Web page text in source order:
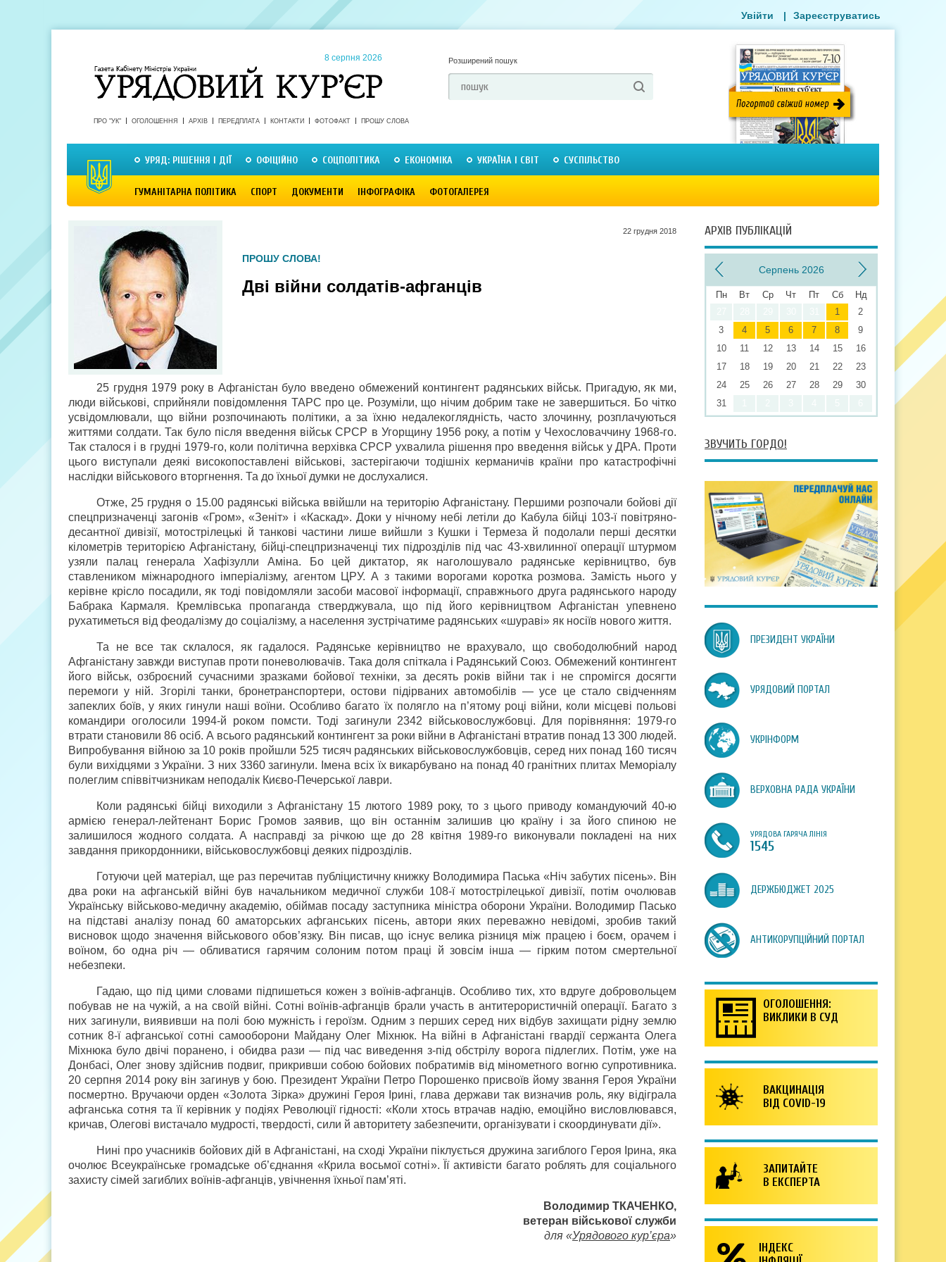
8 серпня 2026 Розширений пошук
ПРО "УК" ОГОЛОШЕННЯ АРХІВ ПЕРЕДПЛАТА КОНТАКТИ ФОТОФАКТ ПРОШУ СЛОВА
УРЯД: РІШЕННЯ І ДІЇ ОФІЦІЙНО СОЦПОЛІТИКА ЕКОНОМІКА УКРАЇНА І СВІТ СУСПІЛЬСТВО
ГУМАНІТАРНА ПОЛІТИКА СПОРТ ДОКУМЕНТИ ІНФОГРАФІКА ФОТОГАЛЕРЕЯ
Увійти | Зареєструватись
22 грудня 2018
ПРОШУ СЛОВА!
Дві війни солдатів-афганців
25 грудня 1979 року в Афганістан було введено обмежений контингент радянських військ. Пригадую, як ми,
люди військові, сприйняли повідомлення ТАРС про це. Розуміли, що нічим добрим таке не завершиться. Бо чітко
усвідомлювали, що війни розпочинають політики, а за їхню недалекоглядність, часто злочинну, розплачуються
життями солдати. Так було після введення військ СРСР в Угорщину 1956 року, а потім у Чехословаччину 1968-го.
Так сталося і в грудні 1979-го, коли політична верхівка СРСР ухвалила рішення про введення військ у ДРА. Проти
цього виступали деякі високопоставлені військові, застерігаючи тодішніх керманичів країни про катастрофічні
наслідки військового вторгнення. Та до їхньої думки не дослухалися.
Отже, 25 грудня о 15.00 радянські війська ввійшли на територію Афганістану. Першими розпочали бойові дії
спецпризначенці загонів «Гром», «Зеніт» і «Каскад». Доки у нічному небі летіли до Кабула бійці 103-ї повітряно-
десантної дивізії, мотострілецькі й танкові частини лише вийшли з Кушки і Термеза й подолали перші десятки
кілометрів територією Афганістану, бійці-спецпризначенці тих підрозділів під час 43-хвилинної операції штурмом
узяли палац генерала Хафізулли Аміна. Бо цей диктатор, як наголошувало радянське керівництво, був
ставлеником міжнародного імперіалізму, агентом ЦРУ. А з такими ворогами коротка розмова. Замість нього у
керівне крісло посадили, як тоді повідомляли засоби масової інформації, справжнього друга радянського народу
Бабрака Кармаля. Кремлівська пропаганда стверджувала, що під його керівництвом Афганістан упевнено
рухатиметься від феодалізму до соціалізму, а населення зустрічатиме радянських «шураві» як носіїв нового життя.
Та не все так склалося, як гадалося. Радянське керівництво не врахувало, що свободолюбний народ
Афганістану завжди виступав проти поневолювачів. Така доля спіткала і Радянський Союз. Обмежений контингент
його військ, озброєний сучасними зразками бойової техніки, за десять років війни так і не спромігся досягти
перемоги у ній. Згорілі танки, бронетранспортери, остови підірваних автомобілів — усе це стало свідченням
запеклих боїв, у яких гинули наші воїни. Особливо багато їх полягло на п’ятому році війни, коли місцеві польові
командири оголосили 1994-й роком помсти. Тоді загинули 2342 військовослужбовці. Для порівняння: 1979-го
втрати становили 86 осіб. А всього радянський контингент за роки війни в Афганістані втратив понад 13 300 людей.
Випробування війною за 10 років пройшли 525 тисяч радянських військовослужбовців, серед них понад 160 тисяч
були вихідцями з України. З них 3360 загинули. Імена всіх їх викарбувано на понад 40 гранітних плитах Меморіалу
полеглим співвітчизникам неподалік Києво-Печерської лаври.
Коли радянські бійці виходили з Афганістану 15 лютого 1989 року, то з цього приводу командуючий 40-ю
армією генерал-лейтенант Борис Громов заявив, що він останнім залишив цю країну і за його спиною не
залишилося жодного солдата. А насправді за річкою ще до 28 квітня 1989-го виконували покладені на них
завдання прикордонники, військовослужбовці деяких підрозділів.
Готуючи цей матеріал, ще раз перечитав публіцистичну книжку Володимира Паська «Ніч забутих пісень». Він
два роки на афганській війні був начальником медичної служби 108-ї мотострілецької дивізії, потім очолював
Українську військово-медичну академію, обіймав посаду заступника міністра оборони України. Володимир Пасько
на підставі аналізу понад 60 аматорських афганських пісень, автори яких переважно невідомі, зробив такий
висновок щодо значення військового обов’язку. Він писав, що існує велика різниця між працею і боєм, орачем і
воїном, бо одна річ — обливатися гарячим солоним потом праці й зовсім інша — гірким потом смертельної
небезпеки.
Гадаю, що під цими словами підпишеться кожен з воїнів-афганців. Особливо тих, хто вдруге добровольцем
побував не на чужій, а на своїй війні. Сотні воїнів-афганців брали участь в антитерористичній операції. Багато з
них загинули, виявивши на полі бою мужність і героїзм. Одним з перших серед них відбув захищати рідну землю
сотник 8-ї афганської сотні самооборони Майдану Олег Міхнюк. На війні в Афганістані гвардії сержанта Олега
Міхнюка було двічі поранено, і обидва рази — під час виведення з-під обстрілу ворога підлеглих. Потім, уже на
Донбасі, Олег знову здійснив подвиг, прикривши собою бойових побратимів від мінометного вогню супротивника.
20 серпня 2014 року він загинув у бою. Президент України Петро Порошенко присвоїв йому звання Героя України
посмертно. Вручаючи орден «Золота Зірка» дружині Героя Ірині, глава держави так визначив роль, яку відіграла
афганська сотня та її керівник у подіях Революції гідності: «Коли хтось втрачав надію, емоційно висловлювався,
кричав, Олегові вистачало мудрості, твердості, сили й авторитету забезпечити, організувати і скоординувати дії».
Нині про учасників бойових дій в Афганістані, на сході України піклується дружина загиблого Героя Ірина, яка
очолює Всеукраїнське громадське об’єднання «Крила восьмої сотні». Її активісти багато роблять для соціального
захисту сімей загиблих воїнів-афганців, увічнення їхньої пам’яті.
Володимир ТКАЧЕНКО,
ветеран військової служби
для «Урядового кур’єра»
АРХІВ ПУБЛІКАЦІЙ
Серпень 2026
Пн Вт Ср Чт Пт Сб
Нд
1
2
3
4 5 6 7 8
9
10
11 12 13 14 15
16
17
18 19 20 21 22
23
24
25 26 27 28 29
30
31
ЗВУЧИТЬ ГОРДО!
ПРЕЗИДЕНТ УКРАЇНИ
УРЯДОВИЙ ПОРТАЛ
УКРІНФОРМ
ВЕРХОВНА РАДА УКРАЇНИ
УРЯДОВА ГАРЯЧА ЛІНІЯ
1545
ДЕРЖБЮДЖЕТ 2025
АНТИКОРУПЦІЙНИЙ ПОРТАЛ
ОГОЛОШЕННЯ:
ВИКЛИКИ В СУД
ВАКЦИНАЦІЯ
ВІД COVID-19
ЗАПИТАЙТЕ
В ЕКСПЕРТА
ІНДЕКС